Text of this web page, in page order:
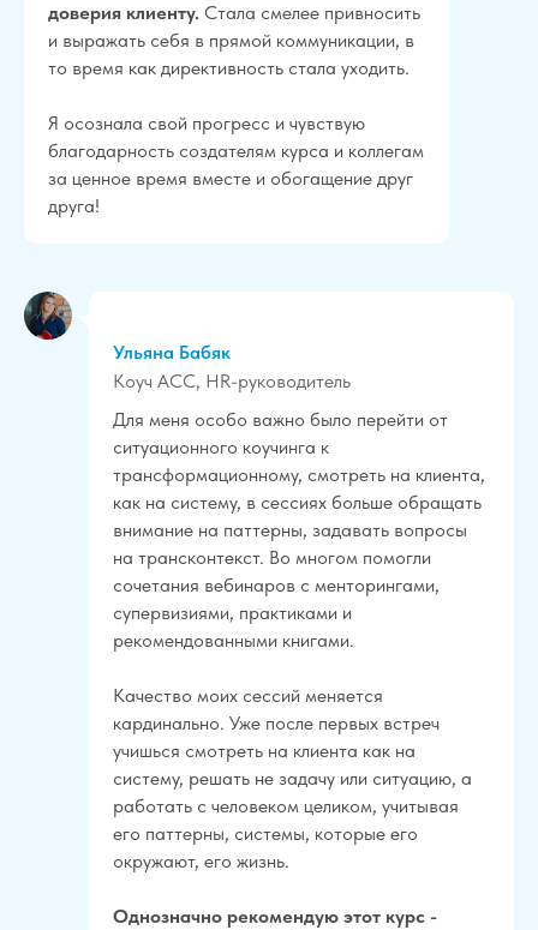
доверия клиенту. Стала смелее привносить
и выражать себя в прямой коммуникации, в
то время как директивность стала уходить.
Я осознала свой прогресс и чувствую
благодарность создателям курса и коллегам
за ценное время вместе и обогащение друг
друга!
Ульяна Бабяк
Коуч АСС, HR-руководитель
Для меня особо важно было перейти от
ситуационного коучинга к
трансформационному, смотреть на клиента,
как на систему, в сессиях больше обращать
внимание на паттерны, задавать вопросы
на трансконтекст. Во многом помогли
сочетания вебинаров с менторингами,
супервизиями, практиками и
рекомендованными книгами.
Качество моих сессий меняется
кардинально. Уже после первых встреч
учишься смотреть на клиента как на
систему, решать не задачу или ситуацию, а
работать с человеком целиком, учитывая
его паттерны, системы, которые его
окружают, его жизнь.
Однозначно рекомендую этот курс -